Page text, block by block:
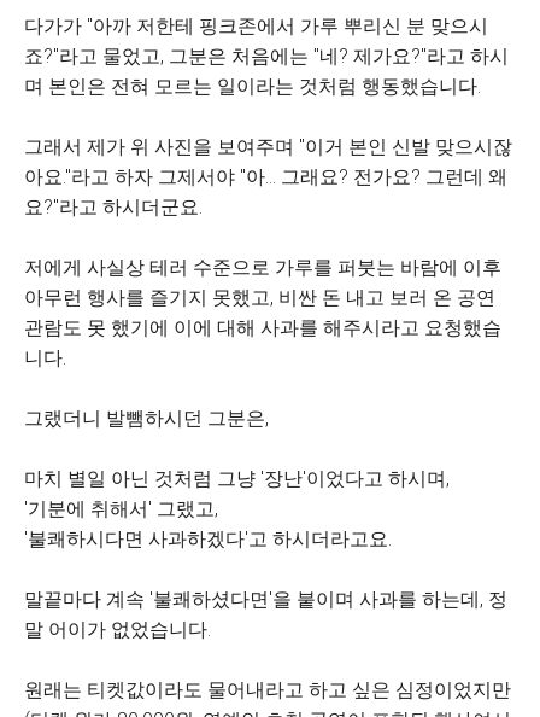
다가가 "아까 저한테 핑크존에서 가루 뿌리신 분 맞으시
죠?"라고 물었고, 그분은 처음에는 "네? 제가요?"라고 하시
며 본인은 전혀 모르는 일이라는 것처럼 행동했습니다.
그래서 제가 위 사진을 보여주며 "이거 본인 신발 맞으시잖
아요."라고 하자 그제서야 "아... 그래요? 전가요? 그런데 왜
요?"라고 하시더군요.
저에게 사실상 테러 수준으로 가루를 퍼붓는 바람에 이후
아무런 행사를 즐기지 못했고, 비싼 돈 내고 보러 온 공연
관람도 못 했기에 이에 대해 사과를 해주시라고 요청했습
니다.
그랬더니 발뺌하시던 그분은,
마치 별일 아닌 것처럼 그냥 '장난'이었다고 하시며,
'기분에 취해서' 그랬고,
'불쾌하시다면 사과하겠다'고 하시더라고요.
말끝마다 계속 '불쾌하셨다면'을 붙이며 사과를 하는데, 정
말 어이가 없었습니다.
원래는 티켓값이라도 물어내라고 하고 싶은 심정이었지만